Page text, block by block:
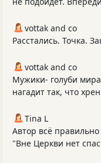
vottak and co
Расстались. Точка.
vottak and co
Мужики- голуби
нагадит так, что
Tina L
Автор всё
"Вне Церкви нет